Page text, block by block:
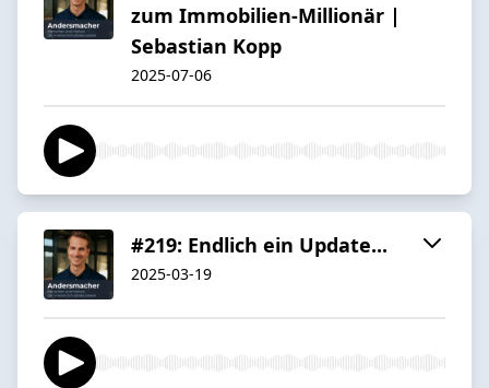
zum Immobilien-Millionär |
Sebastian Kopp
2025-07-06
#219: Endlich ein Update...
2025-03-19